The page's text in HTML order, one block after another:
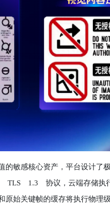
敏感核心资产，平台设计了
TLS 1.3 协议，云端存储执
原始关键帧的缓存将执行物理